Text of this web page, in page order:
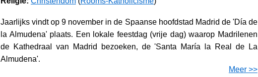
Jaarlijks vindt op 9 november in de Spaanse hoofdstad Madrid de 'Día de
la Almudena' plaats. Een lokale feestdag (vrije dag) waarop Madrilenen
de Kathedraal van Madrid bezoeken, de 'Santa María la Real de La
Almudena'.
Meer >>